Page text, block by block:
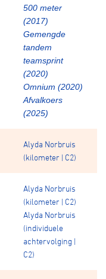
500 meter
(2017)
Gemengde
tandem
teamsprint
(2020)
Omnium (2020)
Afvalkoers
(2025)
Alyda Norbruis
(kilometer | C2)
Alyda Norbruis
(kilometer | C2)
Alyda Norbruis
(individuele
achtervolging |
C2)